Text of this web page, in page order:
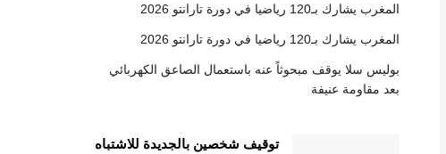
المغرب يشارك بـ120 رياضيا في دورة تارانتو 2026
المغرب يشارك بـ120 رياضيا في دورة تارانتو 2026
بوليس سلا يوقف مبحوثاً عنه باستعمال الصاعق الكهربائي
بعد مقاومة عنيفة
توقيف شخصين بالجديدة للاشتباه